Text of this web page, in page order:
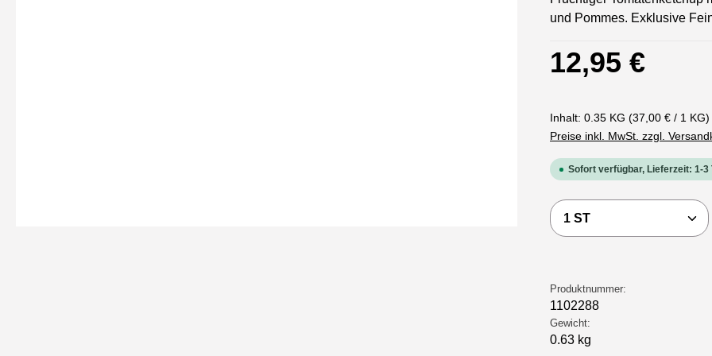
und Pommes. Exklusive
Regulärer Preis:
12,95 €
Inhalt: 0.35 KG (37,00 € / 1 KG)
Preise inkl. MwSt. zzgl.
Sofort verfügbar, Lieferzeit: 1-3
Produkt Anzahl:
Produktnummer:
1102288
Gewicht:
0.63 kg